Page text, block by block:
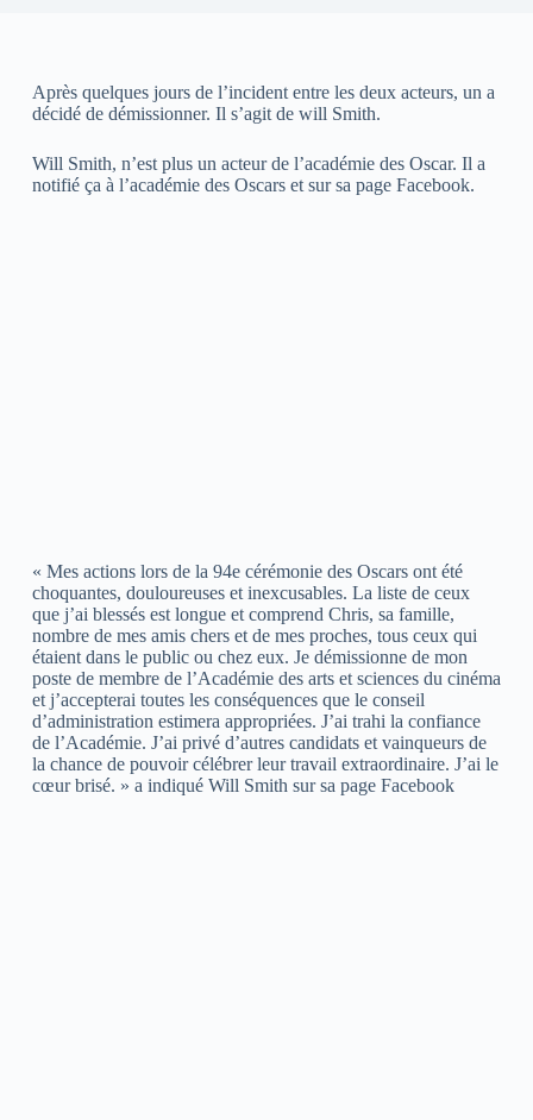
Après quelques jours de l’incident entre les deux acteurs, un a
décidé de démissionner. Il s’agit de will Smith.
Will Smith, n’est plus un acteur de l’académie des Oscar. Il a
notifié ça à l’académie des Oscars et sur sa page Facebook.
« Mes actions lors de la 94e cérémonie des Oscars ont été
choquantes, douloureuses et inexcusables. La liste de ceux
que j’ai blessés est longue et comprend Chris, sa famille,
nombre de mes amis chers et de mes proches, tous ceux qui
étaient dans le public ou chez eux. Je démissionne de mon
poste de membre de l’Académie des arts et sciences du cinéma
et j’accepterai toutes les conséquences que le conseil
d’administration estimera appropriées. J’ai trahi la confiance
de l’Académie. J’ai privé d’autres candidats et vainqueurs de
la chance de pouvoir célébrer leur travail extraordinaire. J’ai le
cœur brisé. » a indiqué Will Smith sur sa page Facebook